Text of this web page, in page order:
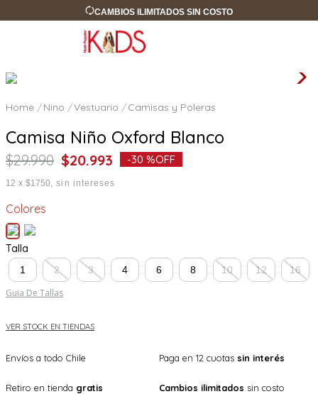
CAMBIOS ILIMITADOS SIN COSTO
Nino Vestuario Camisas y Poleras
Camisa Niño Oxford Blanco
$29.990 $20.993 -30 %OFF
12 x $1750 sin intereses
Colores
Talla
1 2 3 4 6 8 10 12 16
Guia De Tallas
VER STOCK EN TIENDAS
Envíos a todo Chile Paga en 12 cuotas sin interés
Retiro en tienda gratis Cambios ilimitados sin costo